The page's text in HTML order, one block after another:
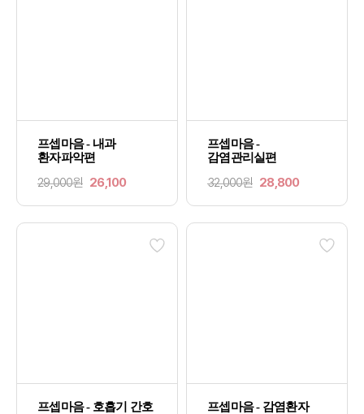
프셉마음 - 내과
환자파악편
29,000원 26,100
프셉마음 -
감염관리실편
32,000원 28,800
프셉마음 - 호흡기 간호
프셉마음 - 감염환자